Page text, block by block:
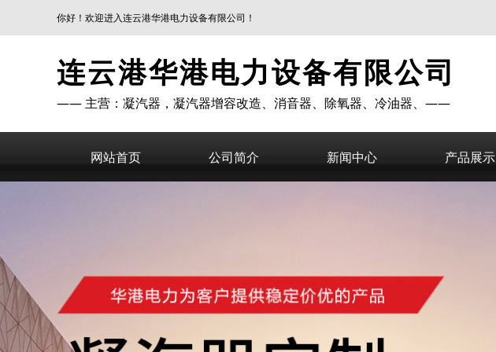
你好！欢迎进入连云港华港电力设备有限公司！
连云港华港电力设备有限公司
—— 主营：凝汽器，凝汽器增容改造、消音器、除氧器、冷油器、——
网站首页 公司简介 新闻中心 产品展示